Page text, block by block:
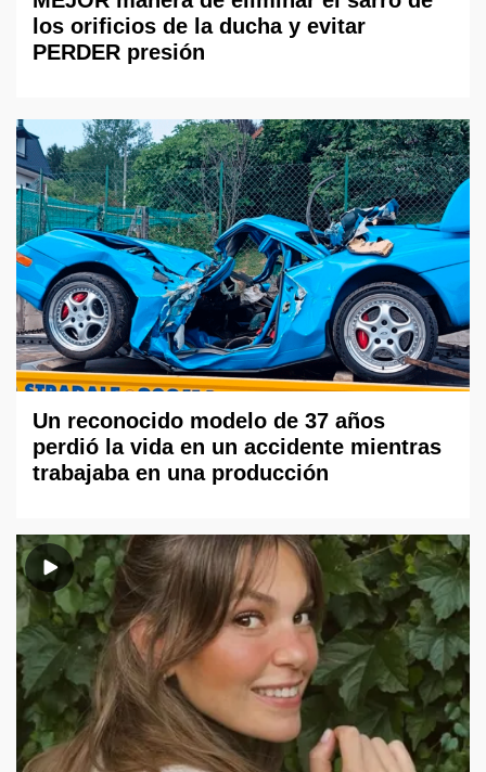
los orificios de la ducha y evitar
PERDER presión
Un reconocido modelo de 37 años
perdió la vida en un accidente mientras
trabajaba en una producción